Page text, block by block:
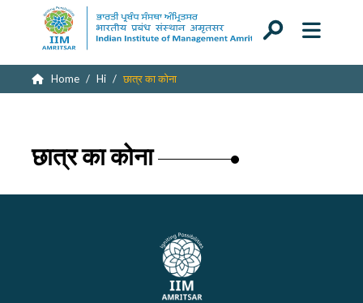
Home Hi छात्र का कोना
छात्र का कोना